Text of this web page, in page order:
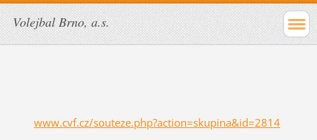
Volejbal Brno, a.s.
www.cvf.cz/souteze.php?action=skupina&id=2814